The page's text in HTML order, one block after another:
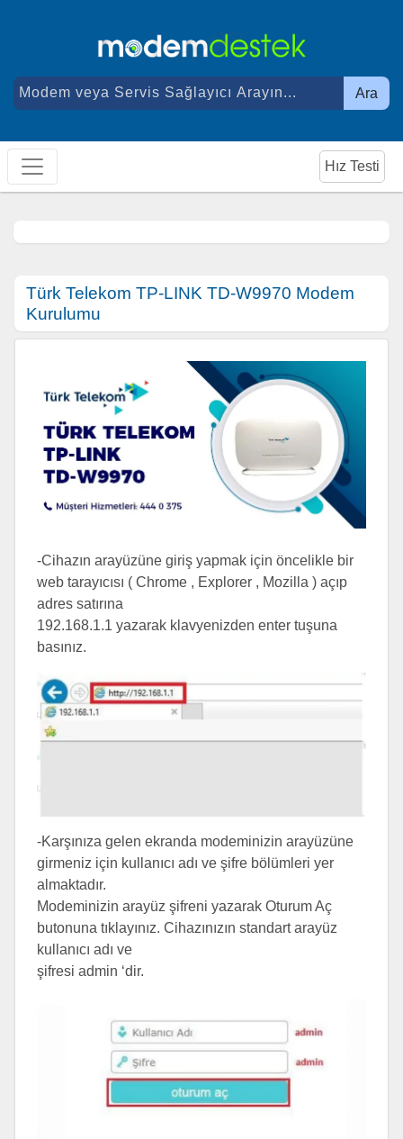
Ara
Hız Testi
Türk Telekom TP-LINK TD-W9970 Modem
Kurulumu
-Cihazın arayüzüne giriş yapmak için öncelikle bir
web tarayıcısı ( Chrome , Explorer , Mozilla ) açıp
adres satırına
192.168.1.1 yazarak klavyenizden enter tuşuna
basınız.
-Karşınıza gelen ekranda modeminizin arayüzüne
girmeniz için kullanıcı adı ve şifre bölümleri yer
almaktadır.
Modeminizin arayüz şifreni yazarak Oturum Aç
butonuna tıklayınız. Cihazınızın standart arayüz
kullanıcı adı ve
şifresi admin ‘dir.